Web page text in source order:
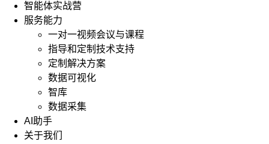
智能体实战营
服务能力
一对一视频会议与课程
指导和定制技术支持
定制解决方案
数据可视化
智库
数据采集
AI助手
关于我们